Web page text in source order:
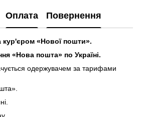
Оплата Повернення
кур'єром «Нової пошти».
«Нова пошта» по Україні.
одержувачем за тарифами